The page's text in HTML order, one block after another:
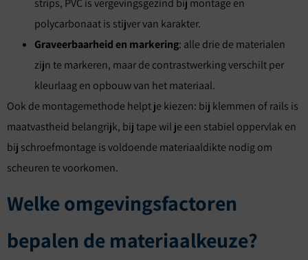
strips, PVC is vergevingsgezind bij montage en
polycarbonaat is stijver van karakter.
Graveerbaarheid en markering: alle drie de materialen
zijn te markeren, maar de contrastwerking verschilt per
kleurlaag en opbouw van het materiaal.
Ook de montagemethode helpt je kiezen: bij klemmen of rails is
maatvastheid belangrijk, bij tape wil je een stabiel oppervlak en
bij schroefmontage is voldoende materiaaldikte nodig om
scheuren te voorkomen.
Welke omgevingsfactoren
bepalen de materiaalkeuze?